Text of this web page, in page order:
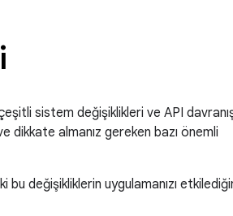
sistem değişiklikleri ve API
dikkate almanız gereken bazı önemli
değişikliklerin uygulamanızı